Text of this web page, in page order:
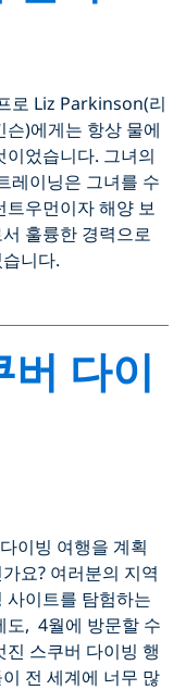
로 Liz Parkinson(리
슨)에게는 항상 물에
이었습니다. 그녀의
레이닝은 그녀를 수
트우먼이자 해양 보
훌륭한 경력으로
니다.
다이
이빙 여행을 계획
요? 여러분의 지역
사이트를 탐험하는
도, 4월에 방문할 수
진 스쿠버 다이빙 행
전 세계에 너무 많